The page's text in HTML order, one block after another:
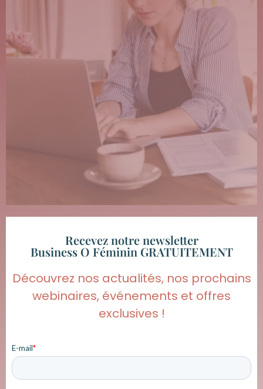
Recevez notre newsletter
Business O Féminin GRATUITEMENT
Découvrez nos actualités, nos prochains
webinaires, événements et offres
exclusives !